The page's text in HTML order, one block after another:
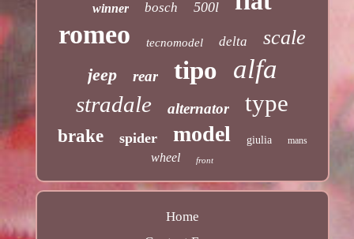
winner bosch 500l
romeo tecnomodel delta scale
jeep rear tipo alfa
stradale alternator type
brake spider model giulia mans
wheel front
Home